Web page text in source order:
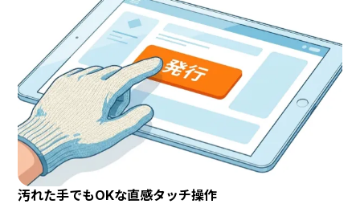
汚れた手でもOKな直感タッチ操作